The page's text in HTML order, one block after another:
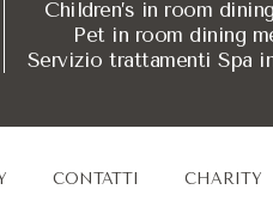
Children’s in room
Pet in room dining
Servizio trattamenti Spa
CONTATTI CHARITY